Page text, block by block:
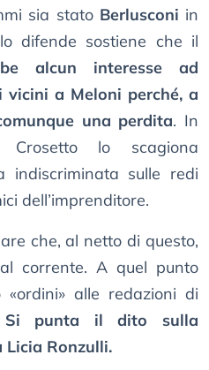
sia stato Berlusconi in
difende sostiene che il
alcun interesse ad
a Meloni perché, a
una perdita. In
lo scagiona
indiscriminata sulle redi
dell’imprenditore.
che, al netto di questo,
corrente. A quel punto
alle redazioni di
Si punta il dito sulla
Licia Ronzulli.